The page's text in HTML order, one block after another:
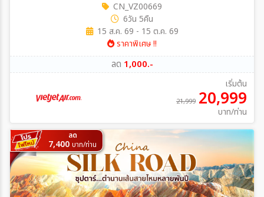
CN_VZ00669
6วัน 5คืน
15 ส.ค. 69 - 15 ต.ค. 69
ราคาพิเศษ !!
ลด 1,000.-
เริ่มต้น
21,999 20,999
บาท/ท่าน
ลด
7,400 บาท/ท่าน